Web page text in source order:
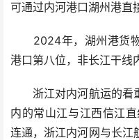
可通过内河港口湖州港直
2024年，湖州港货物
港口第八位，非长江干线
浙江对内河航运的看
内的常山江与江西信江
连通，浙江内河网与长江